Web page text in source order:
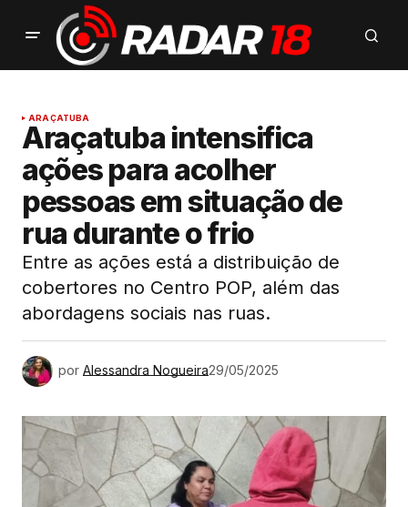
ARAÇATUBA
Araçatuba intensifica
ações para acolher
pessoas em situação de
rua durante o frio
Entre as ações está a distribuição de
cobertores no Centro POP, além das
abordagens sociais nas ruas.
por Alessandra Nogueira29/05/2025